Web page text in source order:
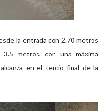
la entrada con 2.70 metros
metros, con una máxima
en el tercio final de la